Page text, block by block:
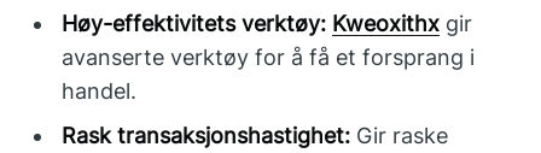
Høy-effektivitets verktøy: Kweoxithx gir
avanserte verktøy for å få et forsprang i
handel.
Rask transaksjonshastighet: Gir raske